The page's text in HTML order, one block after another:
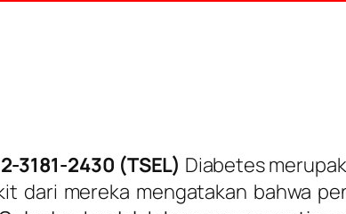
3181-2430 (TSEL) Diabetes
dari mereka mengatakan bahwa